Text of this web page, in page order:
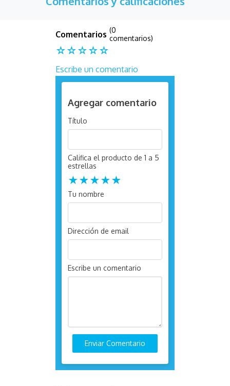
☆☆☆☆☆
(0
comentarios)
Escribe un comentario
Agregar comentario
Título
Califica el producto de 1 a 5
estrellas
★★★★★
Tu nombre
Dirección de email
Escribe un comentario
Enviar Comentario